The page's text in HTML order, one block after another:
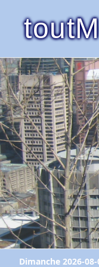
Dimanche 2026-